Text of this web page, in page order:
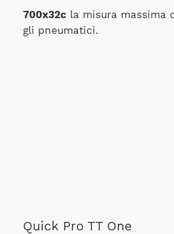
700x32c la misura massima
gli pneumatici.
Quick Pro TT One